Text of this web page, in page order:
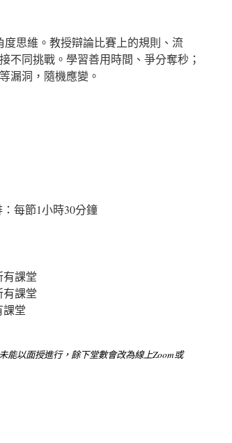
思維。教授辯論比賽上的規則、流
不同挑戰。學習善用時間、爭分奪秒；
漏洞，隨機應變。
1小時30分鐘
有課堂
有課堂
課堂
能以面授進行，餘下堂數會改為線上Zoom或